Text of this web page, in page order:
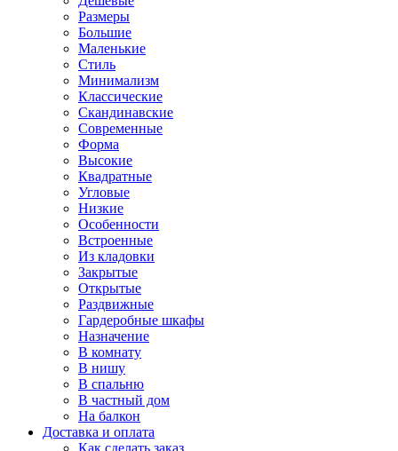
Размеры
Большие
Маленькие
Стиль
Минимализм
Классические
Скандинавские
Современные
Форма
Высокие
Квадратные
Угловые
Низкие
Особенности
Встроенные
Из кладовки
Закрытые
Открытые
Раздвижные
Гардеробные шкафы
Назначение
В комнату
В нишу
В спальню
В частный дом
На балкон
Доставка и оплата
Как сделать заказ